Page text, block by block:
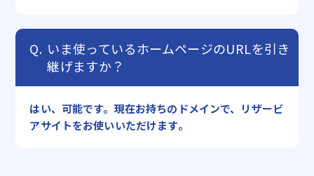
いま使っているホームページのURLを引き
継げますか？
はい、可能です。現在お持ちのドメインで、リザービ
アサイトをお使いいただけます。